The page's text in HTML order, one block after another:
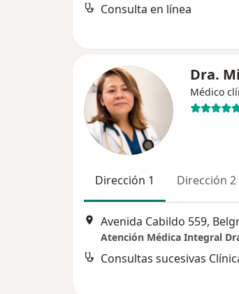
Consulta en línea
Dra.
Médico
Dirección 1 Dirección 2
Avenida Cabildo 559,
Atención Médica Integral
Consultas sucesivas